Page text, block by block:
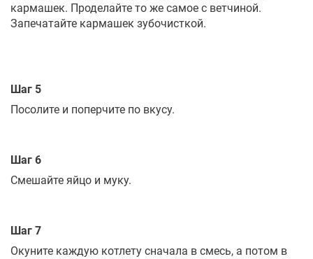
кармашек. Проделайте то же самое с ветчиной.
Запечатайте кармашек зубочисткой.
Шаг 5
Посолите и поперчите по вкусу.
Шаг 6
Смешайте яйцо и муку.
Шаг 7
Окуните каждую котлету сначала в смесь, а потом в